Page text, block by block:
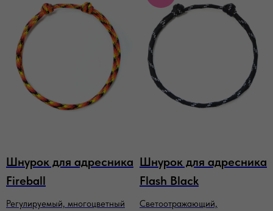
Шнурок для адресника
Fireball
Регулируемый, многоцветный
Шнурок для адресника
Flash Black
Светоотражающий,